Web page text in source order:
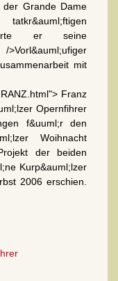
der Grande Dame
er seine
mit
Franz
Opernfihrer
f&uuml;r den
Woihnacht
der beiden
Kurp&auml;lzer
2006 erschien.